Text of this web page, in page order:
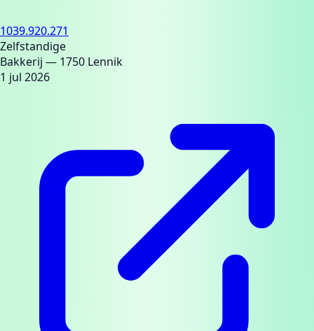
1039.920.271
Zelfstandige
Bakkerij — 1750 Lennik
1 jul 2026